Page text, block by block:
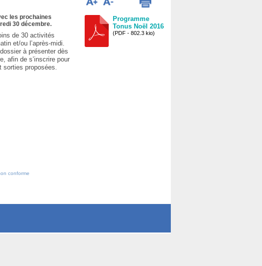
les prochaines
30 décembre.
de 30 activités
et/ou l’après-midi.
à présenter dès
afin de s’inscrire pour
sorties proposées.
Programme
Tonus Noël 2016
(PDF - 802.3 kio)
conforme